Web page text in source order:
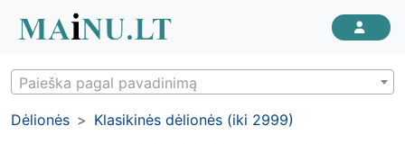
Paieška pagal pavadinimą
Dėlionės Klasikinės dėlionės (iki 2999)